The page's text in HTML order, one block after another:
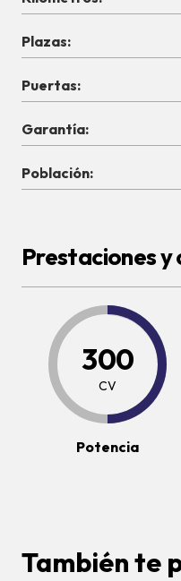
Plazas:
Puertas:
Garantía:
Población:
Prestaciones y
300
CV
Potencia
También te